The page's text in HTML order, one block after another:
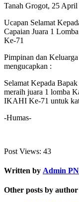
Tanah Grogot, 25 April
Ucapan Selamat
Capaian Juara 1
Ke-71
Pimpinan dan
mengucapkan :
Selamat Kepada
meraih juara 1 lomba
IKAHI Ke-71 untuk
-Humas-
Post Views: 43
Written by Admin
Other posts by author